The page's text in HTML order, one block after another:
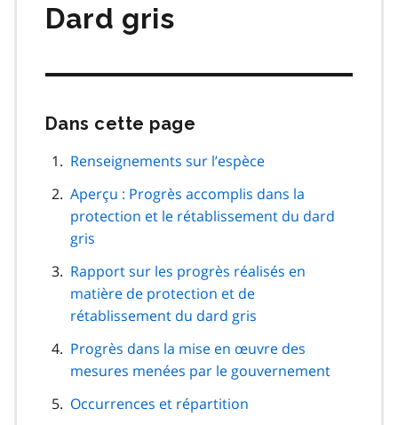
Dard gris
Dans cette page
navigation
page
Renseignements sur l’espèce
Aperçu : Progrès accomplis dans la
protection et le rétablissement du dard
gris
Rapport sur les progrès réalisés en
matière de protection et de
rétablissement du dard gris
Progrès dans la mise en œuvre des
mesures menées par le gouvernement
Occurrences et répartition